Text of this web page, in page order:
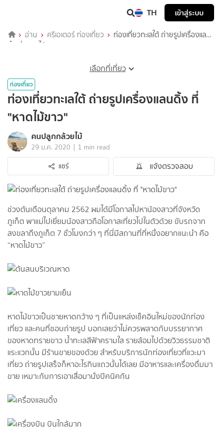
TH เข้าสู่ระบบ
อ่าน ครีเอเตอร์ ท่องเที่ยว
ท่องเที่ยวทะเลใต้ ถ่ายรูปเครื่องแลน
ดิ้ง ที่ "หาดไม้ขาว"
เลือกที่เที่ยว
ท่องเที่ยว
ท่องเที่ยวทะเลใต้ ถ่ายรูปเครื่องแลนดิ้ง ที่
"หาดไม้ขาว"
คนปลูกกล้วยไม้
29 ม.ค. 2020 | 1 min read
แชร์
แจ้งตรวจสอบ
ช่วงต้นเดือนตุลาคม 2562 ผมได้มีโอกาสไปหาน้องสาวที่จังหวัด
ภูเก็ต พาแม่ไปเยี่ยมน้องสาวถือโอกาสเที่ยวไปในตัวด้วย ขับรถจาก
สงขลาถึงภูเก็ต 7 ชั่วโมงกว่า ๆ ที่นี่มีสถานที่ที่หนึ่งอยากแนะนำ คือ
“หาดไม้ขาว”
หาดไม้ขาวเป็นชายหาดกว้าง ๆ ที่เป็นแหล่งเช็คอินใหม่ของนักท่อง
เที่ยว และคนที่ชอบถ่ายรูป บอกเลยว่าไม่ควรพลาดกับบรรยากาศ
ของหาดทรายขาว น้ำทะเลสีฟ้าครามใส รายล้อมไปด้วยวิวธรรมชาติ
แระแวกนั้น มีร้านขายของด้วย สำหรับบริการนักท่องเที่ยวที่แวะมา
เที่ยว ถ่ายรูปเสร็จก็หาอะไรกินแถวนั้นได้เลย มีอาหารและเครื่องดื่มมา
ขาย เหมาะกับการเอาเสื่อมานั่งปิคนิคกัน